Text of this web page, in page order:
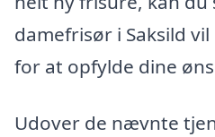
damefrisør i Saksild
for at opfylde dine
Udover de nævnte